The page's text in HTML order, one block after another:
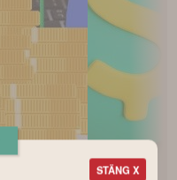
STÄNG X